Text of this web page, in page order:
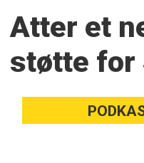
Atter et
støtte for